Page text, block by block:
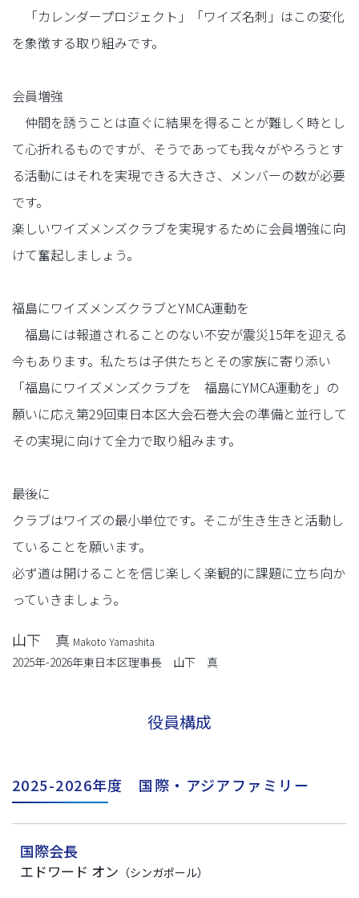
「カレンダープロジェクト」「ワイズ名刺」はこの変化
を象徴する取り組みです。
会員増強
仲間を誘うことは直ぐに結果を得ることが難しく時とし
て心折れるものですが、そうであっても我々がやろうとす
る活動にはそれを実現できる大きさ、メンバーの数が必要
です。
楽しいワイズメンズクラブを実現するために会員増強に向
けて奮起しましょう。
福島にワイズメンズクラブとYMCA運動を
福島には報道されることのない不安が震災15年を迎える
今もあります。私たちは子供たちとその家族に寄り添い
「福島にワイズメンズクラブを 福島にYMCA運動を」の
願いに応え第29回東日本区大会石巻大会の準備と並行して
その実現に向けて全力で取り組みます。
最後に
クラブはワイズの最小単位です。そこが生き生きと活動し
ていることを願います。
必ず道は開けることを信じ楽しく楽観的に課題に立ち向か
っていきましょう。
山下 真 Makoto Yamashita
2025年-2026年東日本区理事長 山下 真
役員構成
2025-2026年度 国際・アジアファミリー
国際会長
エドワード オン （シンガポール）